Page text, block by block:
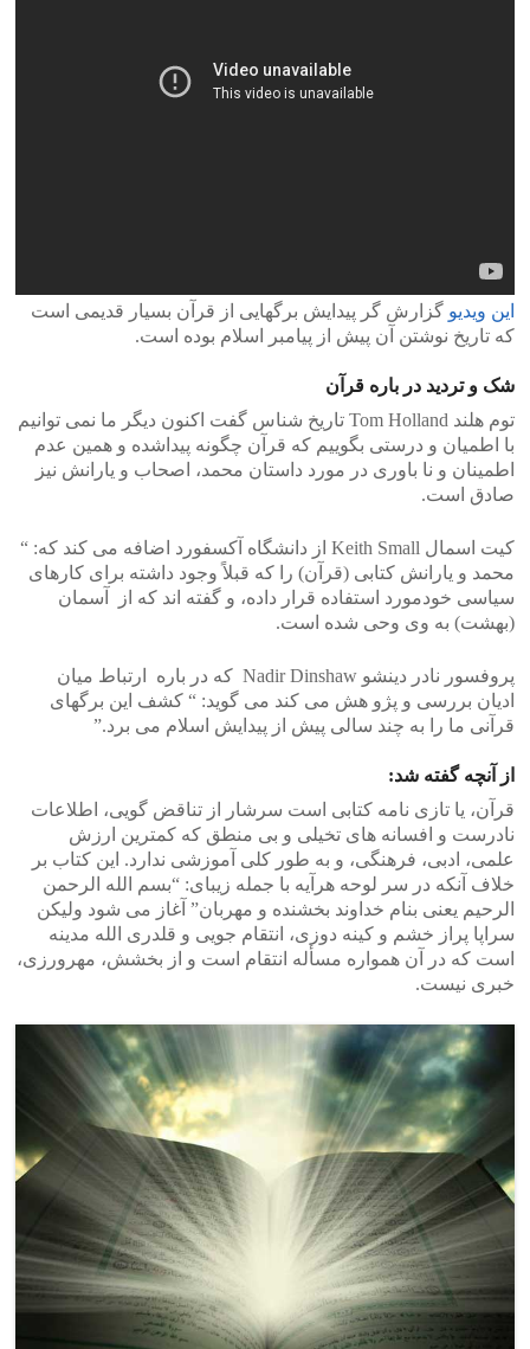
این ویدیو گزارش گر پیدایش برگهایی از قرآن بسیار قدیمی است
که تاریخ نوشتن آن پیش از پیامبر اسلام بوده است.
شک و تردید در باره قرآن
توم هلند Tom Holland تاریخ شناس گفت اکنون دیگر ما نمی توانیم
با اطمیان و درستی بگوییم که قرآن چگونه پیداشده و همین عدم
اطمینان و نا باوری در مورد داستان محمد، اصحاب و یارانش نیز
صادق است.
کیت اسمال Keith Small از دانشگاه آکسفورد اضافه می کند که: “
محمد و یارانش کتابی (قرآن) را که قبلاً وجود داشته برای کارهای
سیاسی خودمورد استفاده قرار داده، و گفته اند که از آسمان
(بهشت) به وی وحی شده است.
پروفسور نادر دینشو Nadir Dinshaw که در باره ارتباط میان
ادیان بررسی و پژو هش می کند می گوید: “ کشف این برگهای
قرآنی ما را به چند سالی پیش از پیدایش اسلام می برد.”
از آنچه گفته شد:
قرآن، یا تازی نامه کتابی است سرشار از تناقض گویی، اطلاعات
نادرست و افسانه های تخیلی و بی منطق که کمترین ارزش
علمی، ادبی، فرهنگی، و به طور کلی آموزشی ندارد. این کتاب بر
خلاف آنکه در سر لوحه هرآیه با جمله زیبای: “بسم الله الرحمن
الرحیم یعنی بنام خداوند بخشنده و مهربان” آغاز می شود ولیکن
سراپا پراز خشم و کینه دوزی، انتقام جویی و قلدری الله مدینه
است که در آن همواره مسأله انتقام است و از بخشش، مهرورزی،
خبری نیست.